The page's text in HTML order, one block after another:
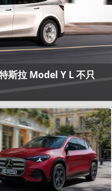
斯拉 Model Y L 不只